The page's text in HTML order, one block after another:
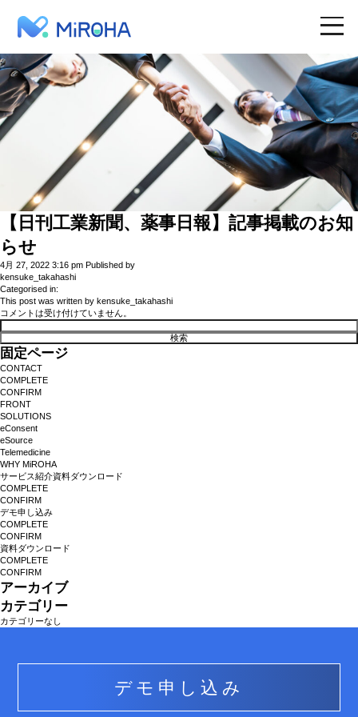
SITE TOP
WHY MiROHA
SOLUTIONS
RESOURCES
TOPICS
BLOG
POLICY
運営会社
採用情報
【日刊工業新聞、薬事日報】記事掲載のお知
らせ
4月 27, 2022 3:16 pm Published by
kensuke_takahashi
Categorised in:
This post was written by kensuke_takahashi
コメントは受け付けていません。
索:
固定ページ
CONTACT
COMPLETE
CONFIRM
FRONT
SOLUTIONS
eConsent
eSource
Telemedicine
WHY MiROHA
サービス紹介資料ダウンロード
COMPLETE
CONFIRM
デモ申し込み
COMPLETE
CONFIRM
資料ダウンロード
COMPLETE
CONFIRM
アーカイブ
カテゴリー
カテゴリーなし
デモ申し込み